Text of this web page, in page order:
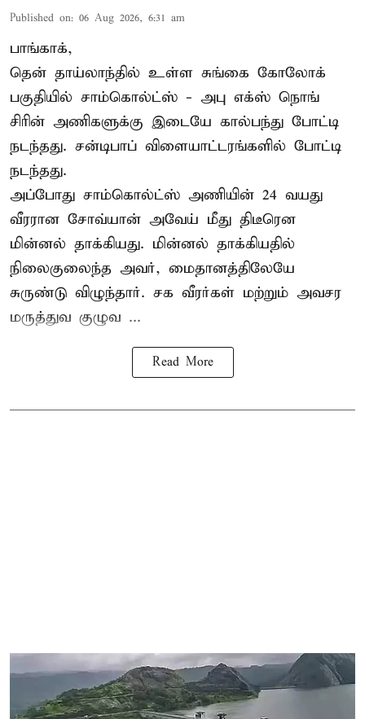
Published on: 06 Aug 2026, 6:31 am
பாங்காக்,
தென் தாய்லாந்தில் உள்ள சுங்கை கோலோக்
பகுதியில் சாம்கொல்ட்ஸ் - அபு எக்ஸ் நொங்
சிரின் அணிகளுக்கு இடையே கால்பந்து போட்டி
நடந்தது. சன்டிபாப் விளையாட்டரங்களில் போட்டி
நடந்தது.
அப்போது சாம்கொல்ட்ஸ் அணியின் 24 வயது
வீரரான சோவ்யான் அவேய் மீது திடீரென
மின்னல் தாக்கியது. மின்னல் தாக்கியதில்
நிலைகுலைந்த அவர், மைதானத்திலேயே
சுருண்டு விழுந்தார். சக வீரர்கள் மற்றும் அவசர
மருத்துவ குழுவ ...
Read More